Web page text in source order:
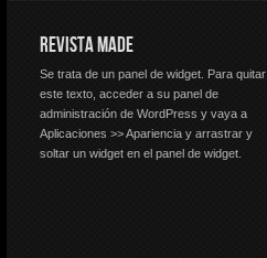
REVISTA MADE
Se trata de un panel de widget. Para quitar
este texto, acceder a su panel de
administración de WordPress y vaya a
Aplicaciones >> Apariencia y arrastrar y
soltar un widget en el panel de widget.